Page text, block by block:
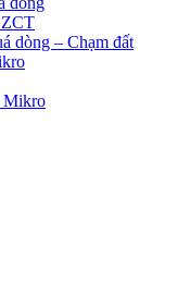
ZCT
dòng – Chạm đất
Mikro